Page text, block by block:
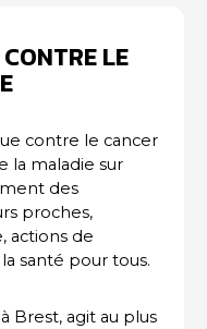
LE
contre le cancer
la maladie sur
des
proches,
actions de
santé pour tous.
Brest, agit au plus